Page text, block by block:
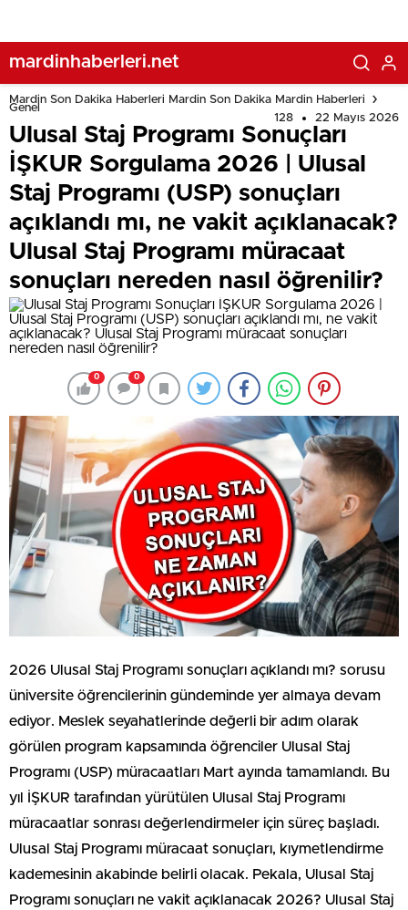
mardinhaberleri.net
Mardin Son Dakika Haberleri Mardin Son Dakika Mardin Haberleri
Genel
128
22 Mayıs 2026
Ulusal Staj Programı Sonuçları
İŞKUR Sorgulama 2026 | Ulusal
Staj Programı (USP) sonuçları
açıklandı mı, ne vakit açıklanacak?
Ulusal Staj Programı müracaat
sonuçları nereden nasıl öğrenilir?
0 0
2026 Ulusal Staj Programı sonuçları açıklandı mı? sorusu
üniversite öğrencilerinin gündeminde yer almaya devam
ediyor. Meslek seyahatlerinde değerli bir adım olarak
görülen program kapsamında öğrenciler Ulusal Staj
Programı (USP) müracaatları Mart ayında tamamlandı. Bu
yıl İŞKUR tarafından yürütülen Ulusal Staj Programı
müracaatlar sonrası değerlendirmeler için süreç başladı.
Ulusal Staj Programı müracaat sonuçları, kıymetlendirme
kademesinin akabinde belirli olacak. Pekala, Ulusal Staj
Programı sonuçları ne vakit açıklanacak 2026? Ulusal Staj